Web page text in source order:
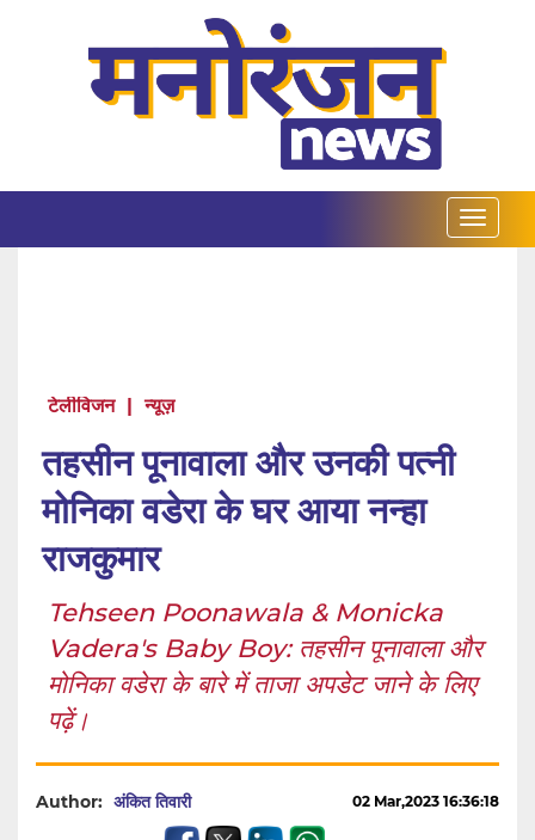
टेलीविजन | न्यूज़
तहसीन पूनावाला और उनकी पत्नी
मोनिका वडेरा के घर आया नन्हा
राजकुमार
Tehseen Poonawala & Monicka
Vadera's Baby Boy: तहसीन पूनावाला और
मोनिका वडेरा के बारे में ताजा अपडेट जाने के लिए
पढ़ें।
Author: अंकित तिवारी 02 Mar,2023 16:36:18